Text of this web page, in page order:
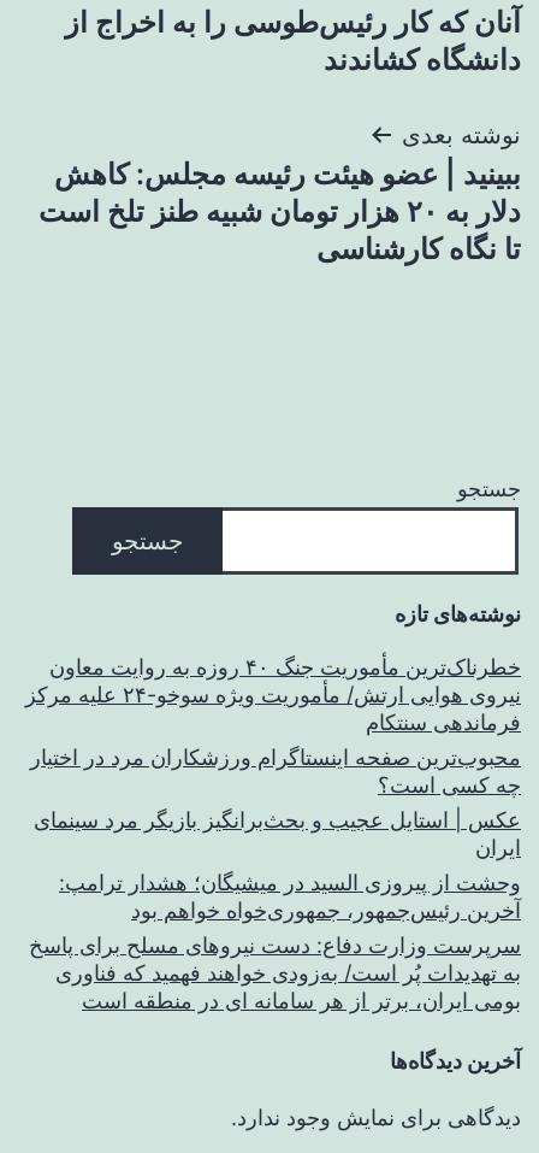
نوشته
آنان که کار رئیس‌طوسی را به اخراج از
دانشگاه کشاندند
نوشته بعدی
ببینید | عضو هیئت رئیسه مجلس: کاهش
دلار به ۲۰ هزار تومان شبیه طنز تلخ است
تا نگاه کارشناسی
جستجو
جستجو
نوشته‌های تازه
خطرناک‌ترین مأموریت جنگ ۴۰ روزه به روایت معاون
نیروی هوایی ارتش/ مأموریت ویژه سوخو-۲۴ علیه مرکز
فرماندهی سنتکام
محبوب‌ترین صفحه اینستاگرام ورزشکاران مرد در اختیار
چه کسی است؟
عکس | استایل عجیب و بحث‌برانگیز بازیگر مرد سینمای
ایران
وحشت از پیروزی السید در میشیگان؛ هشدار ترامپ:
آخرین رئیس‌جمهور، جمهوری‌خواه خواهم بود
سرپرست وزارت دفاع: دست نیروهای مسلح برای پاسخ
به تهدیدات پُر است/ به‌زودی خواهند فهمید که فناوری
بومی ایران، برتر از هر سامانه ای در منطقه است
آخرین دیدگاه‌ها
دیدگاهی برای نمایش وجود ندارد.